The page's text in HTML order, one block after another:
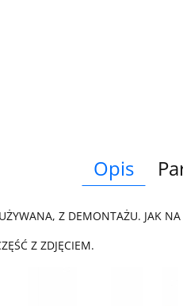
Opis
Z DEMONTAŻU. JAK NA
Z ZDJĘCIEM.